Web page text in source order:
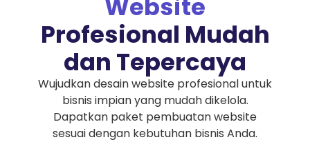
Website
Profesional Mudah
dan Tepercaya
Wujudkan desain website profesional untuk
bisnis impian yang mudah dikelola.
Dapatkan paket pembuatan website
sesuai dengan kebutuhan bisnis Anda.